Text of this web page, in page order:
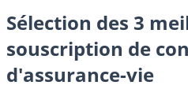
Sélection des 3
souscription de
d'assurance-vie